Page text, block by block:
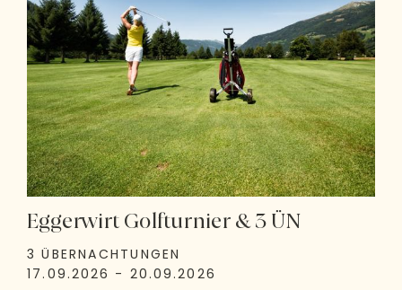
Eggerwirt Golfturnier & 3 ÜN
3 ÜBERNACHTUNGEN
17.09.2026 - 20.09.2026